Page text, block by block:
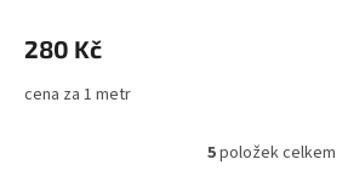
280 Kč
cena za 1 metr
O
5položek celkem